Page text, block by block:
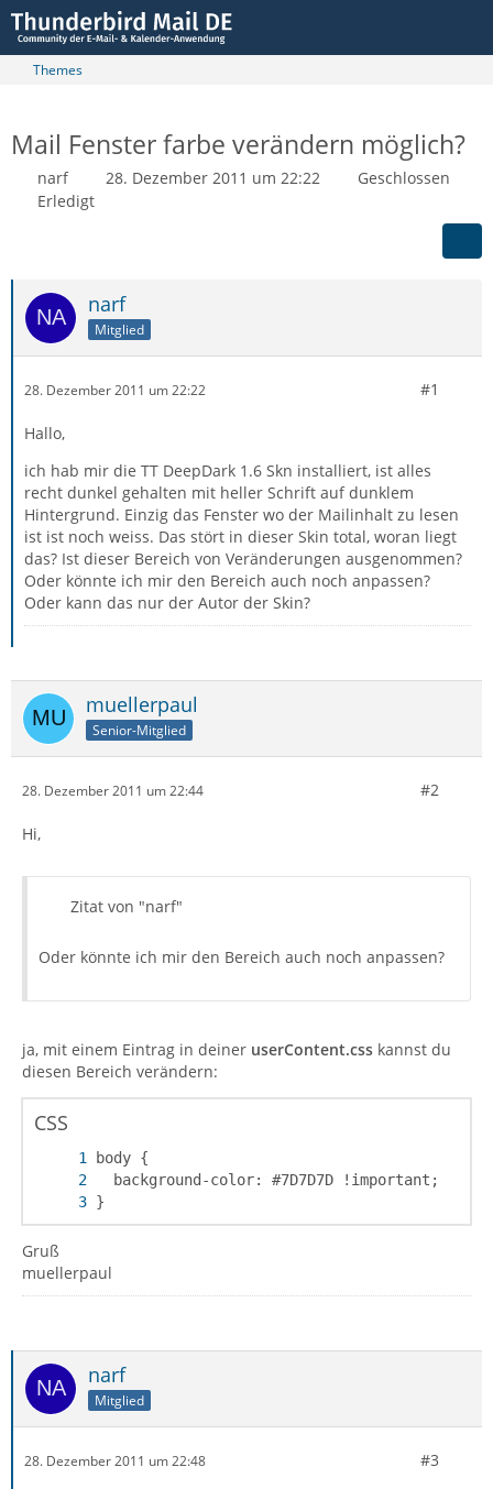
Themes
Mail Fenster farbe verändern möglich?
narf 28. Dezember 2011 um 22:22
Geschlossen
Erledigt
narf
Mitglied
28. Dezember 2011 um 22:22 #1
Hallo,
ich hab mir die TT DeepDark 1.6 Skn installiert, ist alles
recht dunkel gehalten mit heller Schrift auf dunklem
Hintergrund. Einzig das Fenster wo der Mailinhalt zu lesen
ist ist noch weiss. Das stört in dieser Skin total, woran liegt
das? Ist dieser Bereich von Veränderungen ausgenommen?
Oder könnte ich mir den Bereich auch noch anpassen?
Oder kann das nur der Autor der Skin?
muellerpaul
Senior-Mitglied
28. Dezember 2011 um 22:44 #2
Hi,
Zitat von "narf"
Oder könnte ich mir den Bereich auch noch anpassen?
ja, mit einem Eintrag in deiner userContent.css kannst du
diesen Bereich verändern:
CSS
}
Gruß
muellerpaul
narf
Mitglied
28. Dezember 2011 um 22:48 #3